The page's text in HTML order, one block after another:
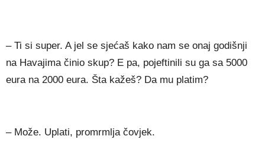
– Ti si super. A jel se sjećaš kako nam se onaj godišnji
na Havajima činio skup? E pa, pojeftinili su ga sa 5000
eura na 2000 eura. Šta kažeš? Da mu platim?
– Može. Uplati, promrmlja čovjek.